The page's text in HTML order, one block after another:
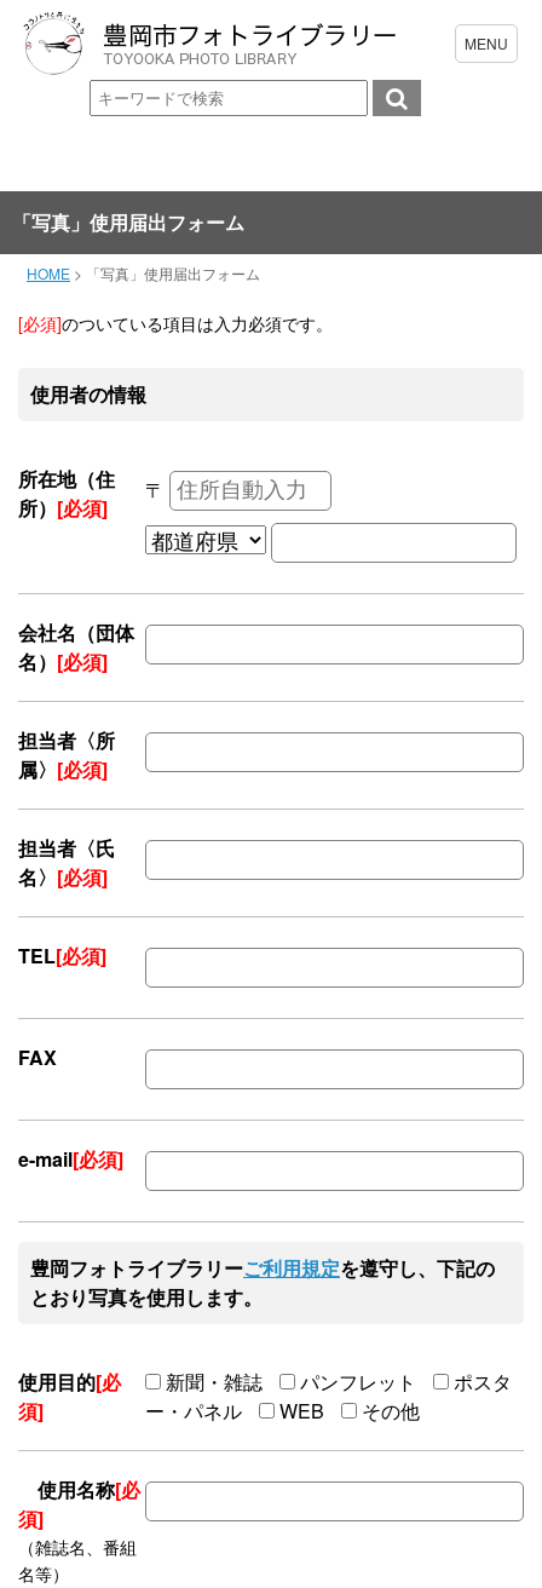
「写真」使用届出フォーム
HOME > 「写真」使用届出フォーム
[必須]のついている項目は入力必須です。
使用者の情報
所在地（住
所） [必須]
〒
会社名（団体
名） [必須]
担当者〈所
属〉 [必須]
担当者〈氏
名〉 [必須]
TEL[必須]
FAX
e-mail[必須]
豊岡フォトライブラリーご利用規定を遵守し、下記の
とおり写真を使用します。
使用目的[必
須]
新聞・雑誌 パンフレット
ポスタ
ー・パネル
WEB その他
使用名称[必
須]
（雑誌名、番組
名等）